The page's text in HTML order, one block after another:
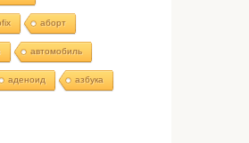
аборт
автомобиль
аденоид азбука